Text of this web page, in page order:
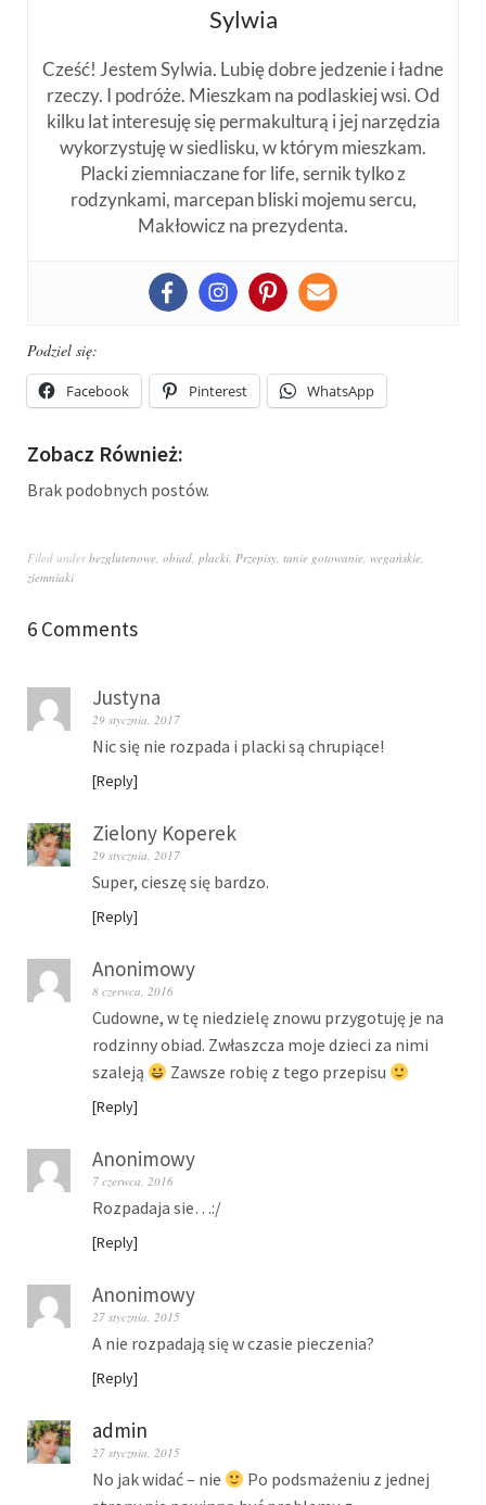
Sylwia
Cześć! Jestem Sylwia. Lubię dobre jedzenie i ładne
rzeczy. I podróże. Mieszkam na podlaskiej wsi. Od
kilku lat interesuję się permakulturą i jej narzędzia
wykorzystuję w siedlisku, w którym mieszkam.
Placki ziemniaczane for life, sernik tylko z
rodzynkami, marcepan bliski mojemu sercu,
Makłowicz na prezydenta.
Podziel się:
Facebook Pinterest WhatsApp
Zobacz Również:
Brak podobnych postów.
Filed underbezglutenowe, obiad, placki, Przepisy, tanie gotowanie, wegańskie,
ziemniaki
6 Comments
Justyna
29 stycznia, 2017
Nic się nie rozpada i placki są chrupiące!
Reply
Zielony Koperek
29 stycznia, 2017
Super, cieszę się bardzo.
Reply
Anonimowy
8 czerwca, 2016
Cudowne, w tę niedzielę znowu przygotuję je na
rodzinny obiad. Zwłaszcza moje dzieci za nimi
szaleją
Zawsze robię z tego przepisu
Reply
Anonimowy
7 czerwca, 2016
Rozpadaja sie…:/
Reply
Anonimowy
27 stycznia, 2015
A nie rozpadają się w czasie pieczenia?
Reply
admin
27 stycznia, 2015
No jak widać – nie
Po podsmażeniu z jednej